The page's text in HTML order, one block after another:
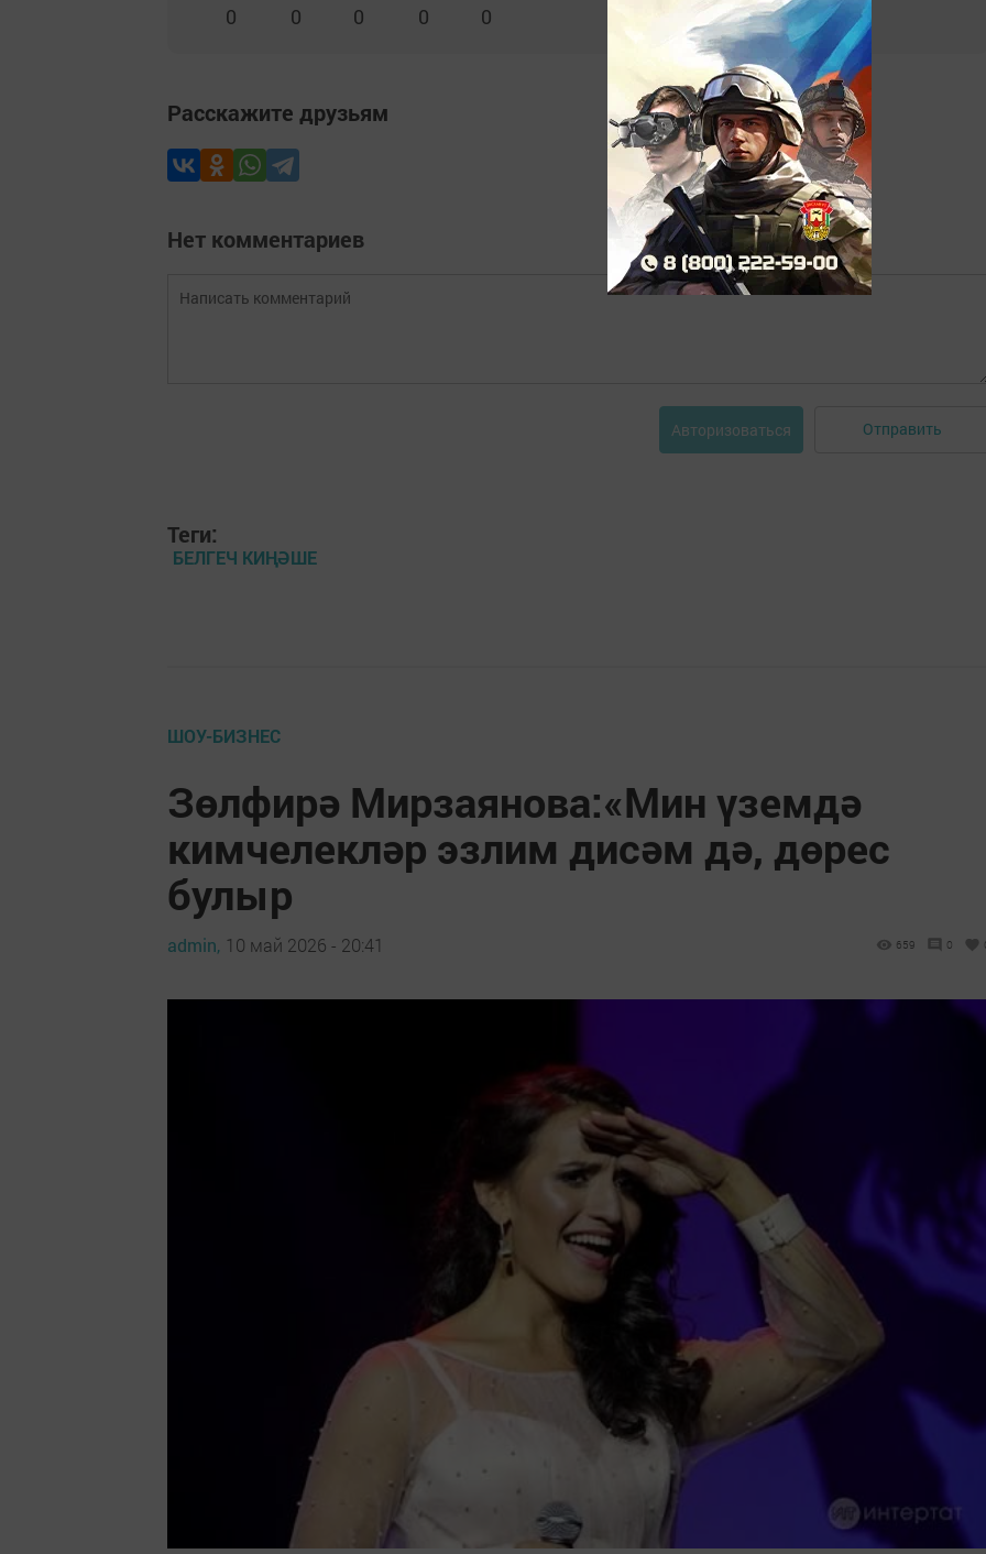
0 0 0 0 0
Расскажите друзьям
Нет комментариев
Авторизоваться Отправить
Теги:
БЕЛГЕЧ КИҢӘШЕ
ШОУ-БИЗНЕС
Зөлфирә Мирзаянова:«Мин үземдә
кимчелекләр эзлим дисәм дә, дөрес
булыр
admin, 10 май 2026 - 20:41 659 0